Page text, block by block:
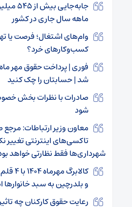
ماهه سال جاری در کشور
وام‌های اشتغال؛ فرصت یا
کسب‌وکارهای خرد؟
فوری | پرداخت حقوق مهر
شد | حسابتان را چک کنید
صادرات با نظرات بخش
شود
معاون وزیر ارتباطات:
تاکسی‌های اینترنتی تغییر
شهرداری‌ها فقط نظارتی خواهد
و بلدرچین به سبد
رعایت حقوق کارکنان چه